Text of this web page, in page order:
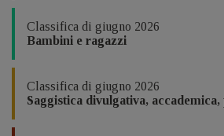
Classifica di giugno 2026
Bambini e ragazzi
Classifica di giugno 2026
Saggistica divulgativa,